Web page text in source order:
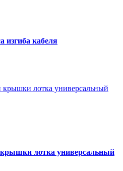
изгиба кабеля
лотка универсальный